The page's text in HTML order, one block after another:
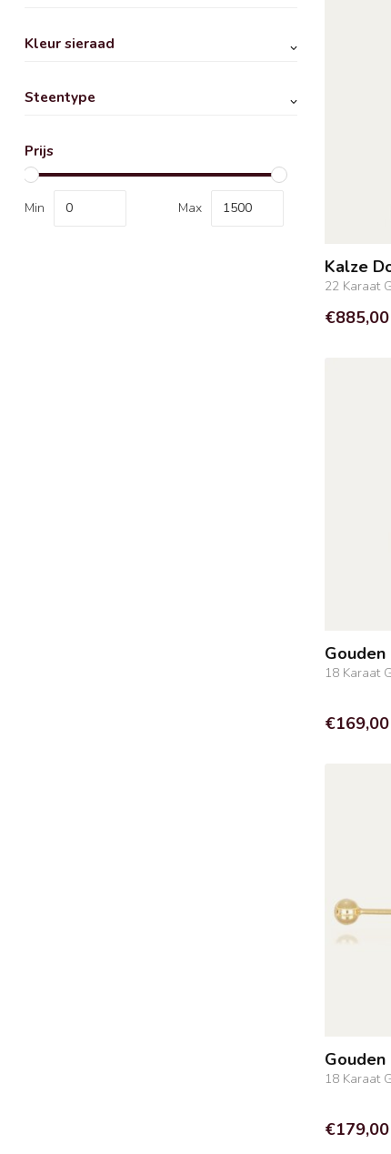
Kleur sieraad
Steentype
Prijs
Min Max
Kalze
22 Karaat
€885,00
18 Karaat
€169,00
18 Karaat
€179,00